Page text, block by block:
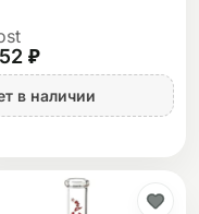
₽
в наличии